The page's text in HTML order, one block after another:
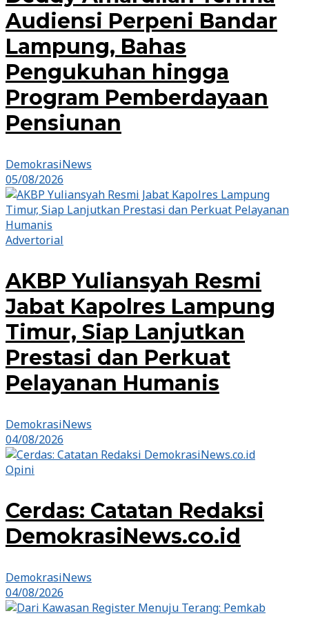
Audiensi Perpeni Bandar
Lampung, Bahas
Pengukuhan hingga
Program Pemberdayaan
Pensiunan
DemokrasiNews
05/08/2026
Advertorial
AKBP Yuliansyah Resmi
Jabat Kapolres Lampung
Timur, Siap Lanjutkan
Prestasi dan Perkuat
Pelayanan Humanis
DemokrasiNews
04/08/2026
Opini
Cerdas: Catatan Redaksi
DemokrasiNews.co.id
DemokrasiNews
04/08/2026